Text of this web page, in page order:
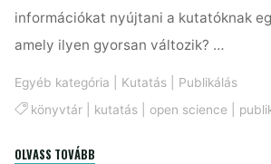
információkat nyújtani a kutatóknak
amely ilyen gyorsan változik? …
Egyéb kategória Kutatás
Publikálás
könyvtár| kutatás| open science
OLVASS TOVÁBB